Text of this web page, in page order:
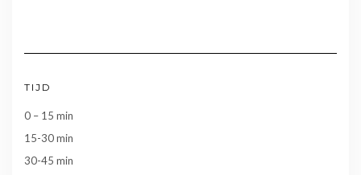
TIJD
0 – 15 min
15-30 min
30-45 min